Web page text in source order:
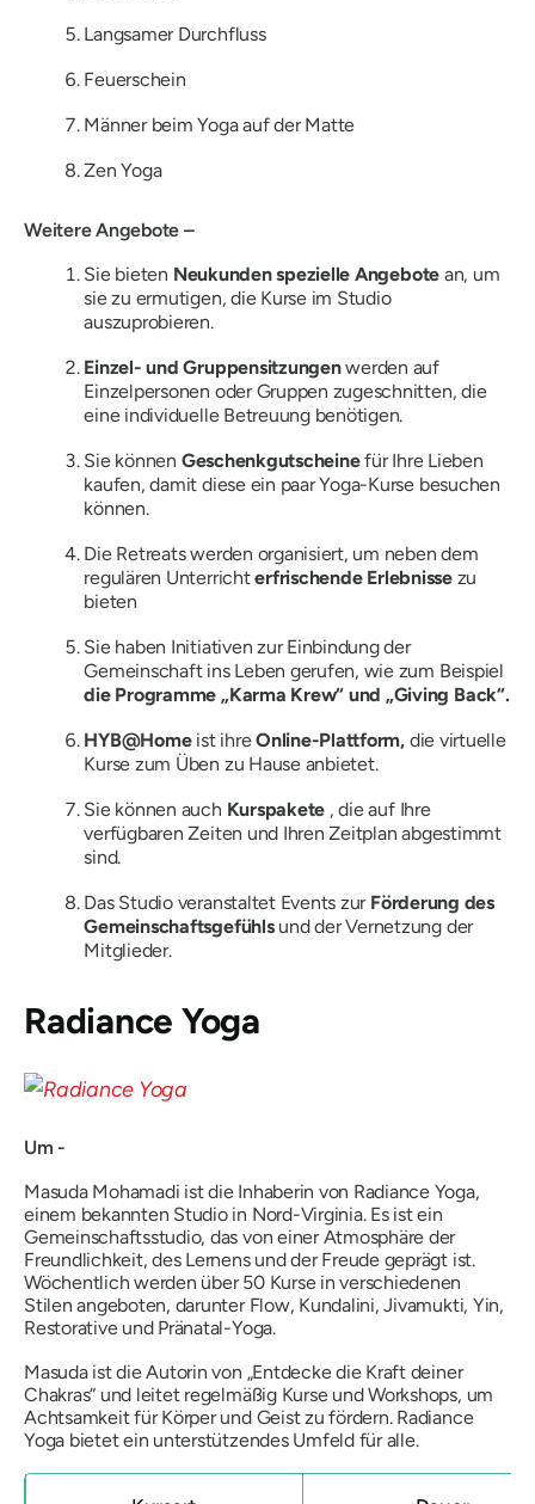
Langsamer Durchfluss
Feuerschein
Männer beim Yoga auf der Matte
Zen Yoga
Weitere Angebote –
Sie bieten Neukunden spezielle Angebote an, um
sie zu ermutigen, die Kurse im Studio
auszuprobieren.
Einzel- und Gruppensitzungenwerden auf
Einzelpersonen oder Gruppen zugeschnitten, die
eine individuelle Betreuung benötigen.
Sie können Geschenkgutscheinefür Ihre Lieben
kaufen, damit diese ein paar Yoga-Kurse besuchen
können.
Die Retreats werden organisiert, um neben dem
regulären Unterrichterfrischende Erlebnisse zu
bieten
Sie haben Initiativen zur Einbindung der
Gemeinschaft ins Leben gerufen, wie zum Beispiel
die Programme „Karma Krew“ und „Giving Back“.
HYB@Homeist ihreOnline-Plattform, die virtuelle
Kurse zum Üben zu Hause anbietet.
Sie können auch Kurspakete , die auf Ihre
verfügbaren Zeiten und Ihren Zeitplan abgestimmt
sind.
Das Studio veranstaltet Events zur Förderung des
Gemeinschaftsgefühlsund der Vernetzung der
Mitglieder.
Radiance Yoga
Um -
Masuda Mohamadi ist die Inhaberin von Radiance Yoga,
einem bekannten Studio in Nord-Virginia. Es ist ein
Gemeinschaftsstudio, das von einer Atmosphäre der
Freundlichkeit, des Lernens und der Freude geprägt ist.
Wöchentlich werden über 50 Kurse in verschiedenen
Stilen angeboten, darunter Flow, Kundalini, Jivamukti, Yin,
Restorative und Pränatal-Yoga.
Masuda ist die Autorin von „Entdecke die Kraft deiner
Chakras“ und leitet regelmäßig Kurse und Workshops, um
Achtsamkeit für Körper und Geist zu fördern. Radiance
Yoga bietet ein unterstützendes Umfeld für alle.